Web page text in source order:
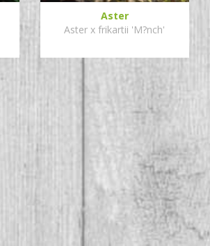
Aster
Aster x frikartii 'M?nch'